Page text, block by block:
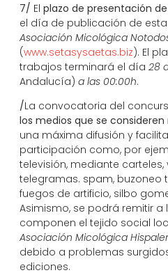
7/ El plazo de presentación
el día de publicación de
Asociación Micológica
(www.setasysaetas.biz). El
trabajos terminará el día 28
Andalucía) a las 00:00h.
/La convocatoria del
los medios que se
una máxima difusión y
participación como, por
televisión, mediante carteles,
telegramas. spam, buzoneo
fuegos de artificio, silbo
Asimismo, se podrá remitir
componen el tejido social
Asociación Micológica
debido a problemas
ediciones.